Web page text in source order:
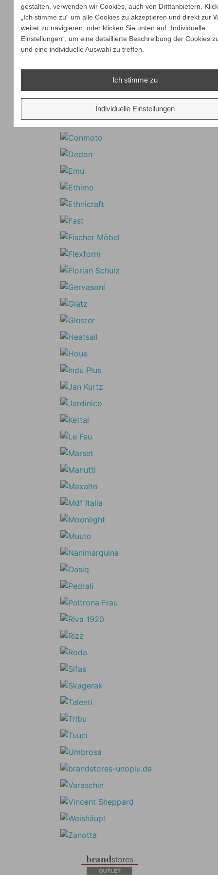
gestalten, verwenden wir Cookies, auch von Drittanbietern.
„Ich stimme zu“ um alle Cookies zu akzeptieren und direkt zur
weiter zu navigieren; oder klicken Sie unten auf „Individuelle
Einstellungen“, um eine detaillierte Beschreibung der Cookies
und eine individuelle Auswahl zu treffen.
Ich stimme zu
Individuelle Einstellungen